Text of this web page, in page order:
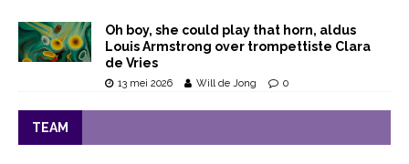
Oh boy, she could play that horn, aldus
Louis Armstrong over trompettiste Clara
de Vries
13 mei 2026 Will de Jong 0
TEAM